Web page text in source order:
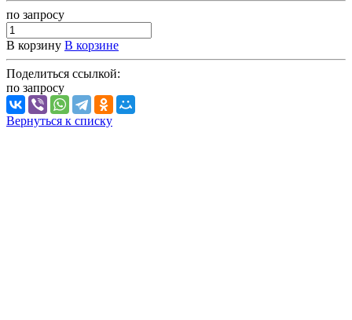
по запросу
В корзину В корзине
Поделиться ссылкой:
по запросу
Вернуться к списку